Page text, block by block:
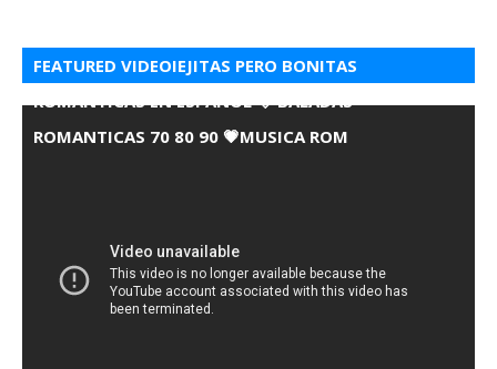
FEATURED VIDEOIEJITAS PERO BONITAS
ROMANTICAS EN ESPANOL 💘 BALADAS
ROMANTICAS 70 80 90 💗MUSICA ROM